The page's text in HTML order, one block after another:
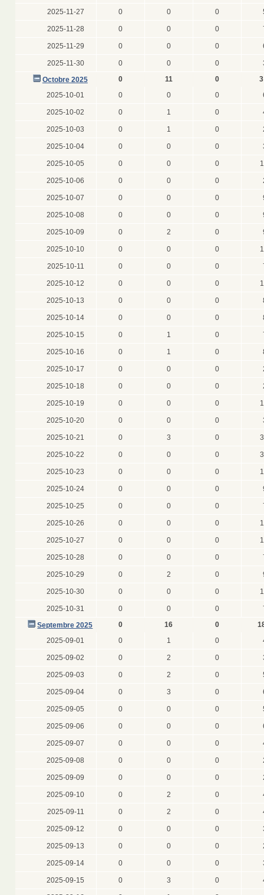
2025-11-27 0 0 0
2025-11-28 0 0 0
2025-11-29 0 0 0
2025-11-30 0 0 0
Octobre 2025
0 11 0
2025-10-01
0 0 0
2025-10-02 0 1 0
2025-10-03 0 1 0
2025-10-04 0 0 0
2025-10-05 0 0 0
2025-10-06 0 0 0
2025-10-07 0 0 0
2025-10-08 0 0 0
2025-10-09 0 2 0
2025-10-10 0 0 0
2025-10-11 0 0 0
2025-10-12 0 0 0
2025-10-13 0 0 0
2025-10-14 0 0 0
2025-10-15 0 1 0
2025-10-16 0 1 0
2025-10-17 0 0 0
2025-10-18 0 0 0
2025-10-19 0 0 0
2025-10-20 0 0 0
2025-10-21 0 3 0
2025-10-22 0 0 0
2025-10-23 0 0 0
2025-10-24 0 0 0
2025-10-25 0 0 0
2025-10-26 0 0 0
2025-10-27 0 0 0
2025-10-28 0 0 0
2025-10-29 0 2 0
2025-10-30 0 0 0
2025-10-31 0 0 0
Septembre 2025
0 16 0
2025-09-01
0 1 0
2025-09-02 0 2 0
2025-09-03 0 2 0
2025-09-04 0 3 0
2025-09-05 0 0 0
2025-09-06 0 0 0
2025-09-07 0 0 0
2025-09-08 0 0 0
2025-09-09 0 0 0
2025-09-10 0 2 0
2025-09-11 0 2 0
2025-09-12 0 0 0
2025-09-13 0 0 0
2025-09-14 0 0 0
2025-09-15 0 3 0